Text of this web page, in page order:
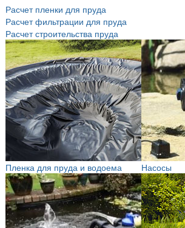
Расчет пленки для пруда
Расчет фильтрации для пруда
Расчет строительства пруда
Пленка для пруда и водоема Насосы